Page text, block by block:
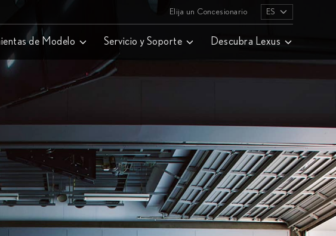
Elija un Concesionario ES
de Modelo Servicio y Soporte Descubra Lexus